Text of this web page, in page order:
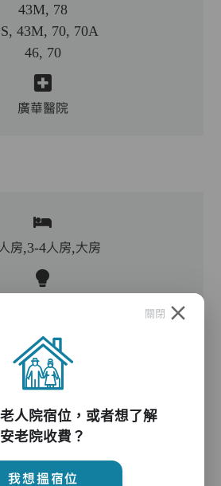
43M, 78
43M, 70, 70A
46, 70
廣華醫院
房,3-4人房,大房
,廚房,洗衣房,物理治療設施,冷
梯,防滑扶手,助行器/拐杖,輪椅,
關閉
人院宿位，或者想了解
安老院收費？
我想搵宿位